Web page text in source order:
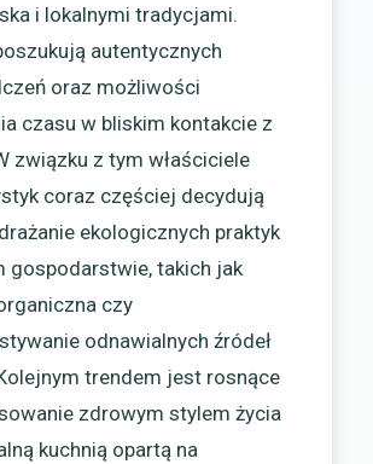
i lokalnymi tradycjami.
autentycznych
oraz możliwości
czasu w bliskim kontakcie z
związku z tym właściciele
coraz częściej decydują
ekologicznych praktyk
gospodarstwie, takich jak
czy
odnawialnych źródeł
trendem jest rosnące
zdrowym stylem życia
kuchnią opartą na